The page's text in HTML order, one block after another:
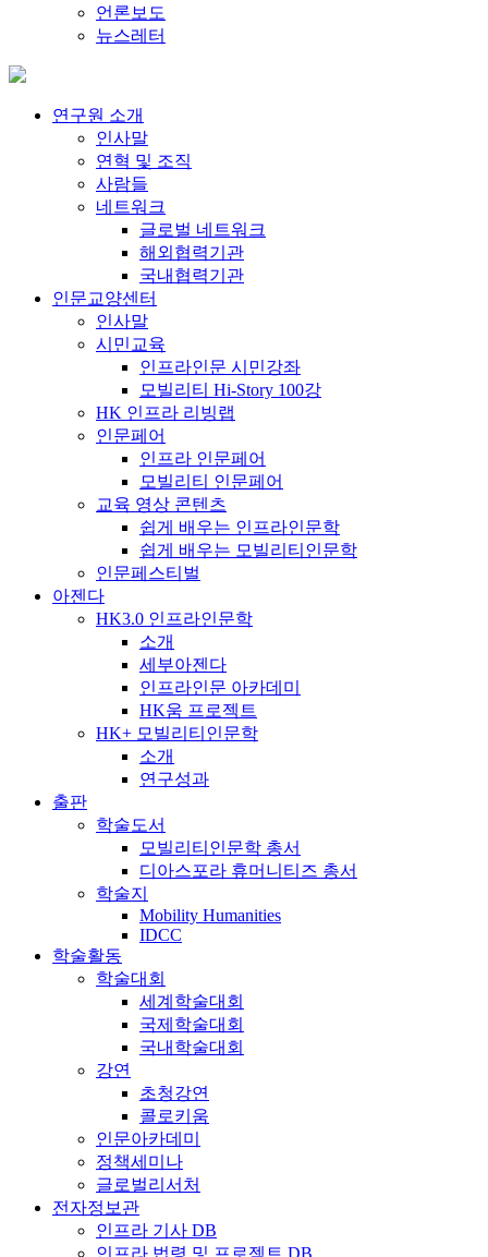
언론보도
뉴스레터
연구원 소개
인사말
연혁 및 조직
사람들
네트워크
글로벌 네트워크
해외협력기관
국내협력기관
인문교양센터
인사말
시민교육
인프라인문 시민강좌
모빌리티 Hi-Story 100강
HK 인프라 리빙랩
인문페어
인프라 인문페어
모빌리티 인문페어
교육 영상 콘텐츠
쉽게 배우는 인프라인문학
쉽게 배우는 모빌리티인문학
인문페스티벌
아젠다
HK3.0 인프라인문학
소개
세부아젠다
인프라인문 아카데미
HK움 프로젝트
HK+ 모빌리티인문학
소개
연구성과
출판
학술도서
모빌리티인문학 총서
디아스포라 휴머니티즈 총서
학술지
Mobility Humanities
IDCC
학술활동
학술대회
세계학술대회
국제학술대회
국내학술대회
강연
초청강연
콜로키움
인문아카데미
정책세미나
글로벌리서처
전자정보관
인프라 기사 DB
인프라 법령 및 프로젝트 DB